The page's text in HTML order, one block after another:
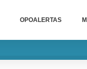
OPOALERTAS